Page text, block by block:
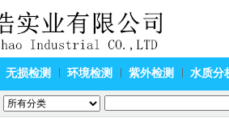
无损检测 环境检测 紫外检测 水质分